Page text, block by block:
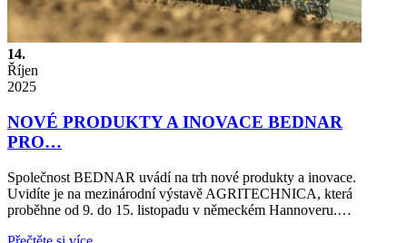
14.
Říjen
2025
NOVÉ PRODUKTY A INOVACE BEDNAR
PRO…
Společnost BEDNAR uvádí na trh nové produkty a inovace.
Uvidíte je na mezinárodní výstavě AGRITECHNICA, která
proběhne od 9. do 15. listopadu v německém Hannoveru.…